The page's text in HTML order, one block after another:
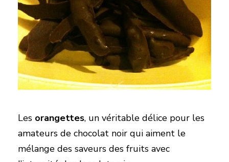
Les orangettes, un véritable délice pour les
amateurs de chocolat noir qui aiment le
mélange des saveurs des fruits avec